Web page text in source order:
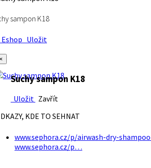
sampon K18
Uložit
Suchy sampon K18
Uložit Zavřít
KDE TO SEHNAT
www.sephora.cz/p/airwash-dry-
www.sephora.cz/p…